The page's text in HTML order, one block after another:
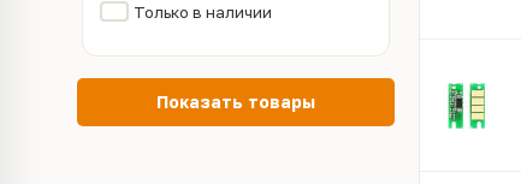
Только в наличии
Показать товары